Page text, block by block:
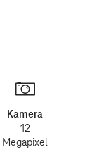
Kamera
12
Megapixel